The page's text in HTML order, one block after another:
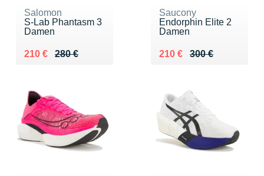
Salomon
S-Lab Phantasm 3
Damen
280 €
Au lieu de 280 €
210 €
Vendu 210 €
Saucony
Endorphin Elite 2
Damen
300 €
Au lieu de 300 €
210 €
Vendu 210 €